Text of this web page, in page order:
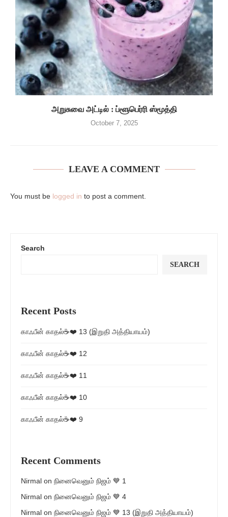
அறுசுவை அட்டில் : ப்ளூபெர்ரி ஸ்மூத்தி
October 7, 2025
LEAVE A COMMENT
You must be logged in to post a comment.
Search
SEARCH
Recent Posts
காஃபீன் காதல்☕❤️ 13 (இறுதி அத்தியாயம்)
காஃபீன் காதல்☕❤️ 12
காஃபீன் காதல்☕❤️ 11
காஃபீன் காதல்☕❤️ 10
காஃபீன் காதல்☕❤️ 9
Recent Comments
Nirmal on நினைவெனும் நிஜம் 💙 1
Nirmal on நினைவெனும் நிஜம் 💙 4
Nirmal on நினைவெனும் நிஜம் 💙 13 (இறுதி அத்தியாயம்)